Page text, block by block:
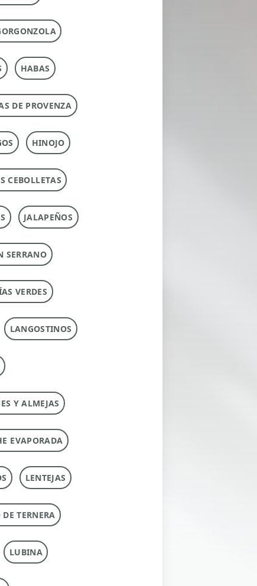
HABAS
DE PROVENZA
HINOJO
CEBOLLETAS
JALAPEÑOS
SERRANO
VERDES
LANGOSTINOS
Y ALMEJAS
EVAPORADA
LENTEJAS
TERNERA
LUBINA